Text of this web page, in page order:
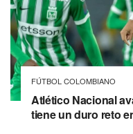
FÚTBOL COLOMBIANO
Atlético Nacional
tiene un duro reto